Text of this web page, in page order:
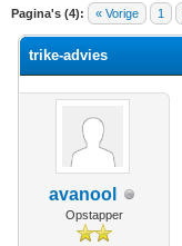
Pagina's (4): « Vorige 1
waardering is 0
trike-advies
avanool
Opstapper